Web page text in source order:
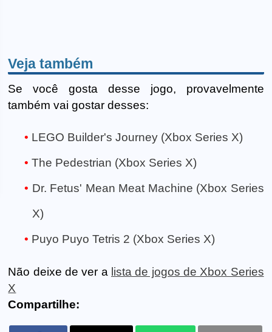
Veja também
Se você gosta desse jogo, provavelmente
também vai gostar desses:
LEGO Builder's Journey (Xbox Series X)
The Pedestrian (Xbox Series X)
Dr. Fetus' Mean Meat Machine (Xbox Series
X)
Puyo Puyo Tetris 2 (Xbox Series X)
Não deixe de ver a lista de jogos de Xbox Series
X
Compartilhe: